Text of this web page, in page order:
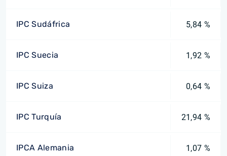
IPC Sudáfrica 5,84 %
IPC Suecia 1,92 %
IPC Suiza 0,64 %
IPC Turquía 21,94 %
IPCA Alemania 1,07 %